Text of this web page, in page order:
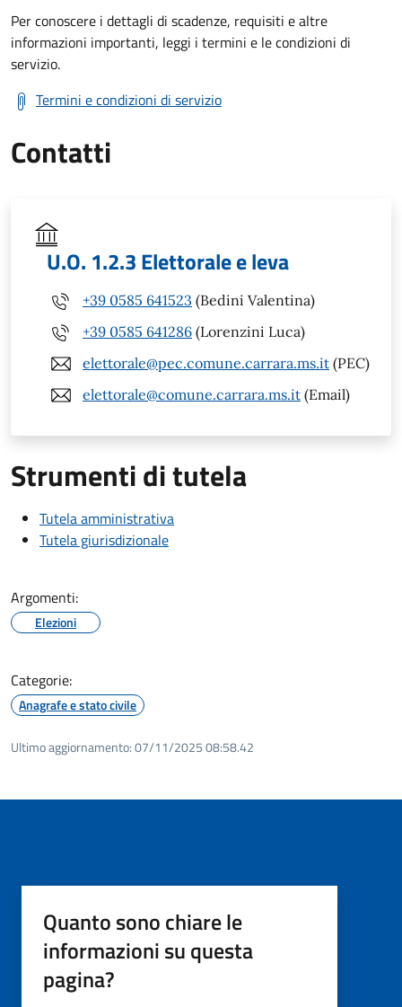
Per conoscere i dettagli di scadenze, requisiti e altre
informazioni importanti, leggi i termini e le condizioni di
servizio.
Termini e condizioni di servizio
Contatti
U.O. 1.2.3 Elettorale e leva
+39 0585 641523 (Bedini Valentina)
+39 0585 641286 (Lorenzini Luca)
elettorale@pec.comune.carrara.ms.it (PEC)
elettorale@comune.carrara.ms.it (Email)
Strumenti di tutela
Tutela amministrativa
Tutela giurisdizionale
Argomenti:
Elezioni
Categorie:
Anagrafe e stato civile
Ultimo aggiornamento:07/11/2025 08:58.42
Quanto sono chiare le
informazioni su questa
pagina?